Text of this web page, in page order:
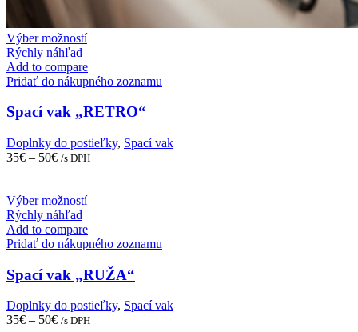
Výber možnostíThis
has
multiple
The
may
be
the
product
page
Rýchly náhľad
Add to compare
Pridať do nákupného zoznamu
Spací vak „RETRO“
Doplnky do postieľky, Spací vak
35€ – 50€ /s DPH
Výber možnostíThis
has
multiple
The
options
may
be
Rýchly náhľad
Add to compare
Pridať do nákupného zoznamu
Spací vak „RUŽA“
Doplnky do postieľky, Spací vak
35€ – 50€ /s DPH